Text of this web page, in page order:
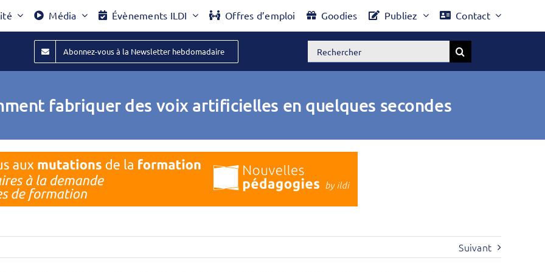
Média Évènements ILDI Offres d’emploi Goodies Publiez Contact
Abonnez-vous à la Newsletter hebdomadaire Rechercher:
fabriquer des voix artificielles en quelques secondes
Suivant